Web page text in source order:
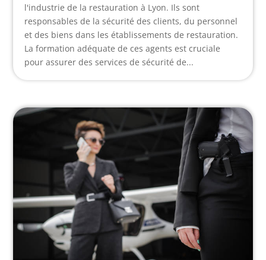
l'industrie de la restauration à Lyon. Ils sont
responsables de la sécurité des clients, du personnel
et des biens dans les établissements de restauration.
La formation adéquate de ces agents est cruciale
pour assurer des services de sécurité de...